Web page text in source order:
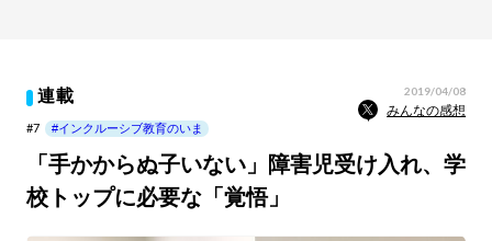
連載 2019/04/08
みんなの感想
#7 #インクルーシブ教育のいま
「手かからぬ子いない」障害児受け入れ、学
校トップに必要な「覚悟」